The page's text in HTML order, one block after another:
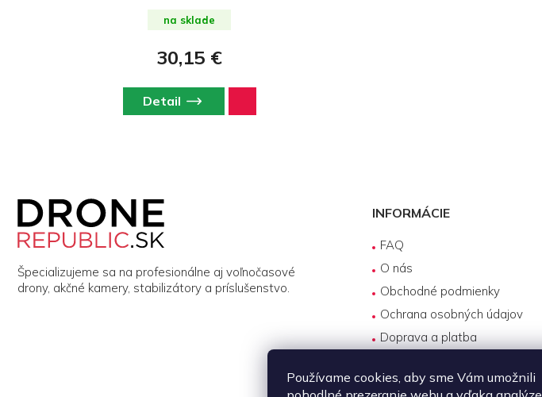
Používame cookies, aby sme Vám umožnili
odolnosť a viditeľnosť spolu s bezkonkurenčnými výkonovými
vlastnosťami. DroneRepublic.sk je výhradným dovozcom a
na sklade
30,15 €
Detail
Špecializujeme sa na profesionálne aj voľnočasové
drony, akčné kamery, stabilizátory a príslušenstvo.
INFORMÁCIE
FAQ
O nás
Obchodné podmienky
Ochrana osobných údajov
Doprava a platba
Servis produktov DJI